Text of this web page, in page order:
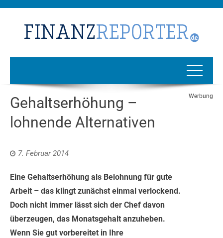
Gehaltserhöhung –
lohnende Alternativen
Werbung
7. Februar 2014
Eine Gehaltserhöhung als Belohnung für gute
Arbeit – das klingt zunächst einmal verlockend.
Doch nicht immer lässt sich der Chef davon
überzeugen, das Monatsgehalt anzuheben.
Wenn Sie gut vorbereitet in Ihre